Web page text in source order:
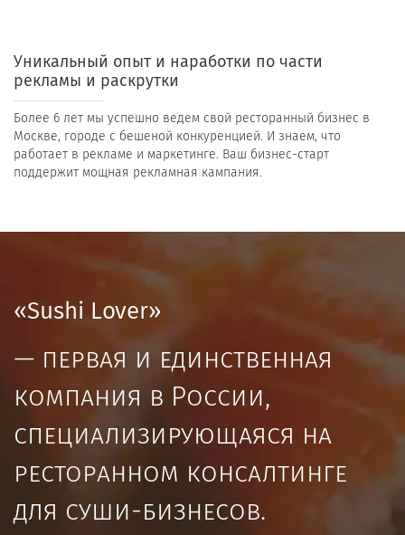
Уникальный опыт и наработки по части
рекламы и раскрутки
Более 6 лет мы успешно ведем свой ресторанный бизнес в
Москве, городе с бешеной конкуренцией. И знаем, что
работает в рекламе и маркетинге. Ваш бизнес-старт
поддержит мощная рекламная кампания.
«Sushi Lover»
— первая и единственная
компания в России,
специализирующаяся на
ресторанном консалтинге
для суши-бизнесов.